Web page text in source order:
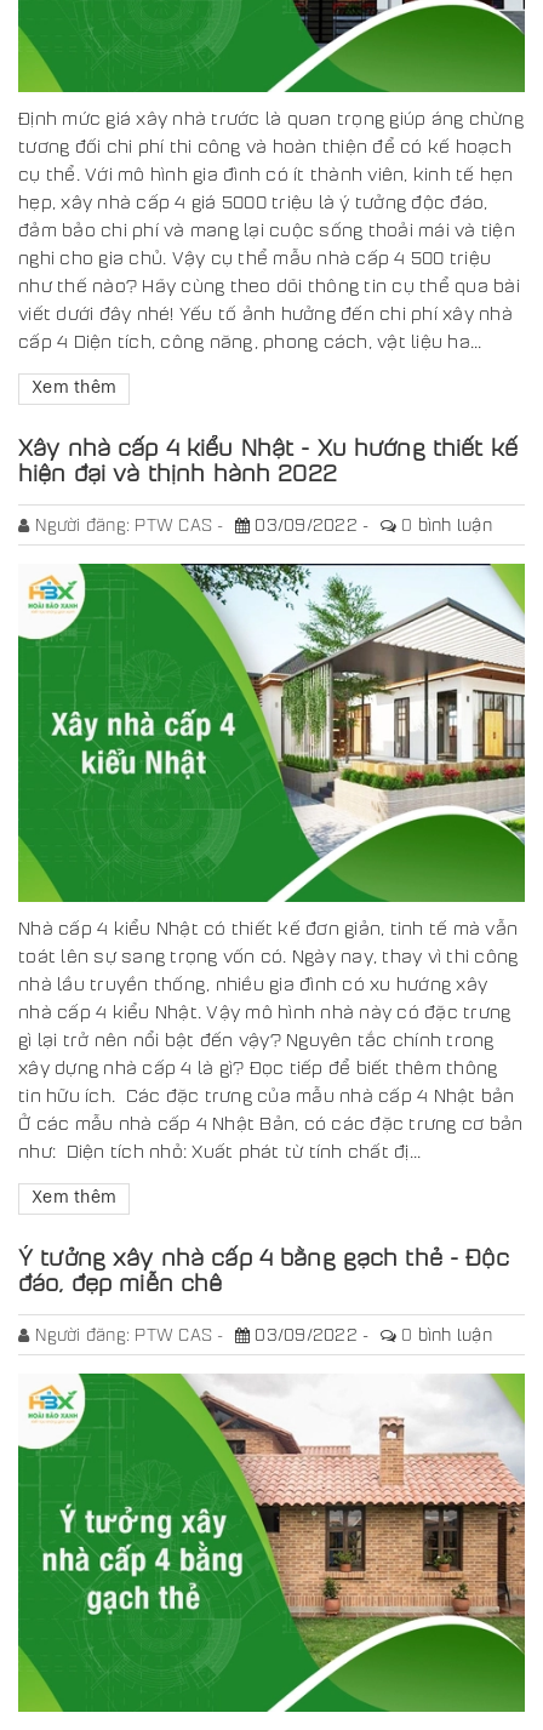
Định mức giá xây nhà trước là quan trọng giúp áng chừng
tương đối chi phí thi công và hoàn thiện để có kế hoạch
cụ thể. Với mô hình gia đình có ít thành viên, kinh tế hẹn
hẹp, xây nhà cấp 4 giá 5000 triệu là ý tưởng độc đáo,
đảm bảo chi phí và mang lại cuộc sống thoải mái và tiện
nghi cho gia chủ. Vậy cụ thể mẫu nhà cấp 4 500 triệu
như thế nào? Hãy cùng theo dõi thông tin cụ thể qua bài
viết dưới đây nhé! Yếu tố ảnh hưởng đến chi phí xây nhà
cấp 4 Diện tích, công năng, phong cách, vật liệu ha...
Xem thêm
Xây nhà cấp 4 kiểu Nhật - Xu hướng thiết kế
hiện đại và thịnh hành 2022
Người đăng: PTW CAS 03/09/2022 0 bình luận
Nhà cấp 4 kiểu Nhật có thiết kế đơn giản, tinh tế mà vẫn
toát lên sự sang trọng vốn có. Ngày nay, thay vì thi công
nhà lầu truyền thống, nhiều gia đình có xu hướng xây
nhà cấp 4 kiểu Nhật. Vậy mô hình nhà này có đặc trưng
gì lại trở nên nổi bật đến vậy? Nguyên tắc chính trong
xây dựng nhà cấp 4 là gì? Đọc tiếp để biết thêm thông
tin hữu ích. Các đặc trưng của mẫu nhà cấp 4 Nhật bản
Ở các mẫu nhà cấp 4 Nhật Bản, có các đặc trưng cơ bản
như: Diện tích nhỏ: Xuất phát từ tính chất đị...
Xem thêm
Ý tưởng xây nhà cấp 4 bằng gạch thẻ - Độc
đáo, đẹp miễn chê
Người đăng: PTW CAS 03/09/2022 0 bình luận